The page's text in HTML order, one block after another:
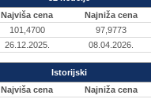
Najviša cena
Najniža cena
101,4700
97,9773
26.12.2025.
08.04.2026.
Istorijski
Najviša cena
Najniža cena